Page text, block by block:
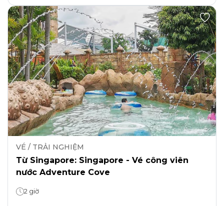
VÉ / TRẢI NGHIỆM
Từ Singapore: Singapore - Vé công viên
nước Adventure Cove
2 giờ